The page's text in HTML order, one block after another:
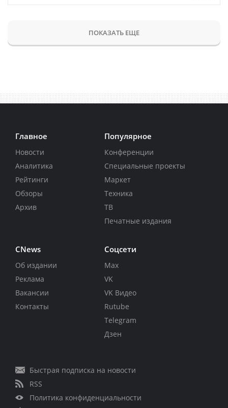
ПОКАЗАТЬ ЕЩЕ
Главное
Новости
Аналитика
Рейтинги
Обзоры
Архив
Популярное
Конференции
Специальные проекты
Маркет
Техника
ТВ
Печатные издания
CNews
Об издании
Реклама
Вакансии
Контакты
Соцсети
Max
VK
VK Видео
Rutube
Telegram
Дзен
Быстрая подписка на новости
RSS
Политика конфиденциальности